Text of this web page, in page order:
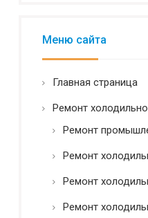
н
с
т
*
Меню сайта
Главная страница
Ремонт
Ремонт
Ремонт
Ремонт
Ремонт